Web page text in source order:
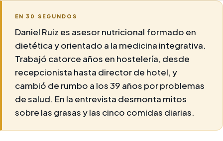
EN 30 SEGUNDOS
Daniel Ruiz es asesor nutricional formado en
dietética y orientado a la medicina integrativa.
Trabajó catorce años en hostelería, desde
recepcionista hasta director de hotel, y
cambió de rumbo a los 39 años por problemas
de salud. En la entrevista desmonta mitos
sobre las grasas y las cinco comidas diarias.